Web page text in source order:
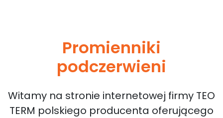
Promienniki
podczerwieni
Witamy na stronie internetowej firmy TEO
TERM polskiego producenta oferującego